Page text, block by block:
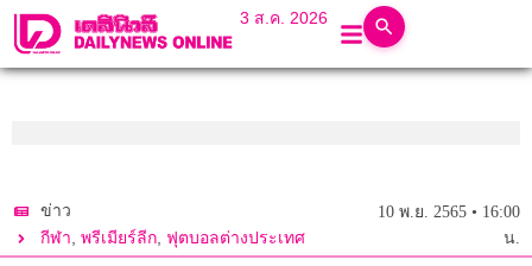
3 ส.ค. 2026
ข่าว
กีฬา, พรีเมียร์ลีก, ฟุตบอลต่างประเทศ
10 พ.ย. 2565 • 16:00
น.